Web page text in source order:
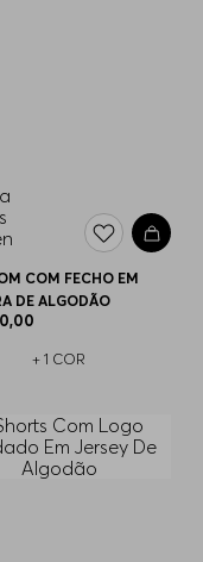
COM FECHO EM
DE ALGODÃO
,00
+ 1 COR